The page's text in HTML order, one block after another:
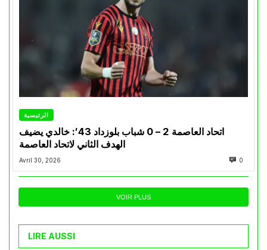
الرئيسية
اتحاد العاصمة 2 – 0 شباب بلوزداد 43′: خالدي يضيف
الهدف الثاني لاتحاد العاصمة
Avril 30, 2026 0
VOIR PLUS
LIRE AUSSI